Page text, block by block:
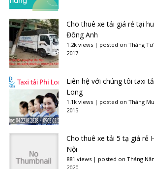
Cho thuê xe tải giá rẻ tại
Đông Anh
1.2k views| posted on Tháng Tư
2017
Liên hệ với chúng tôi taxi
Long
1.1k views| posted on Tháng
2015
Cho thuê xe tải 5 tạ giá rẻ
Nội
881 views| posted on Tháng
2020